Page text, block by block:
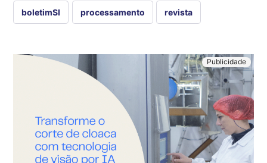
boletimSI processamento revista